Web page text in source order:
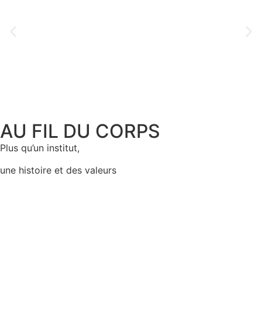
AU FIL DU CORPS
Plus qu’un institut,
une histoire et des valeurs